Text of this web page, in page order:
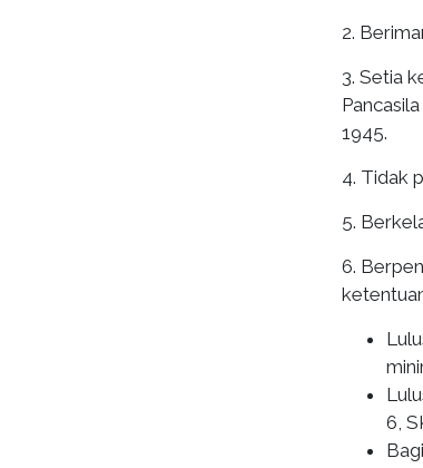
2.
3. Setia
1945.
4. Tidak
5.
6.
6,